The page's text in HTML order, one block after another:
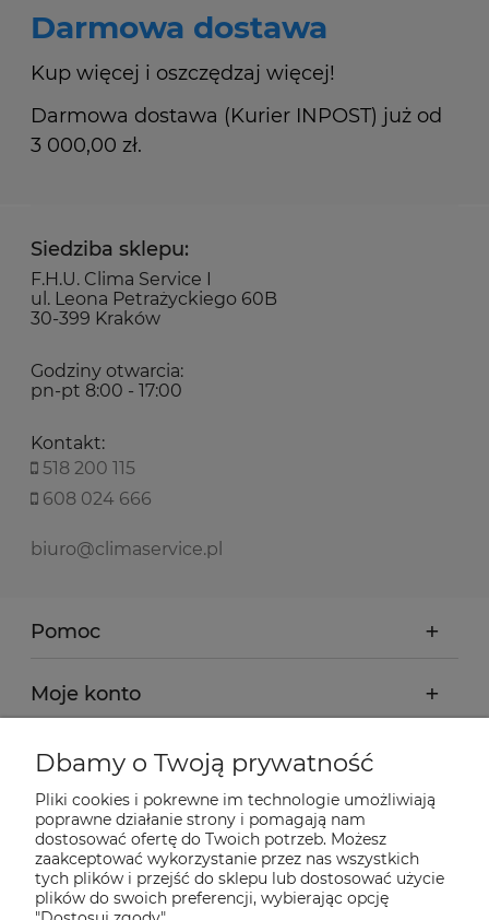
Darmowa dostawa
Kup więcej i oszczędzaj więcej!
Darmowa dostawa (Kurier INPOST) już od
3 000,00 zł.
Siedziba sklepu:
F.H.U. Clima Service I
ul. Leona Petrażyckiego 60B
30-399 Kraków
Godziny otwarcia:
pn-pt 8:00 - 17:00
Kontakt:
518 200 115
608 024 666
biuro@climaservice.pl
Pomoc
Moje konto
Płatności i dostawa
Informacje
O nas
Dbamy o Twoją prywatność
Pliki cookies i pokrewne im technologie umożliwiają
poprawne działanie strony i pomagają nam
dostosować ofertę do Twoich potrzeb. Możesz
zaakceptować wykorzystanie przez nas wszystkich
tych plików i przejść do sklepu lub dostosować użycie
plików do swoich preferencji, wybierając opcję